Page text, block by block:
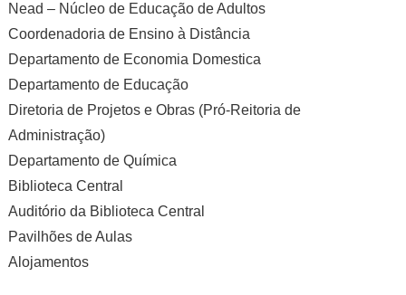
Nead – Núcleo de Educação de Adultos
Coordenadoria de Ensino à Distância
Departamento de Economia Domestica
Departamento de Educação
Diretoria de Projetos e Obras (Pró-Reitoria de
Administração)
Departamento de Química
Biblioteca Central
Auditório da Biblioteca Central
Pavilhões de Aulas
Alojamentos